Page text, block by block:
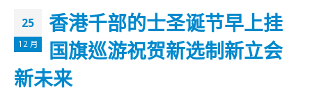
25
12 月
香港千部的士圣诞节早上挂
国旗巡游祝贺新选制新立会
新未来